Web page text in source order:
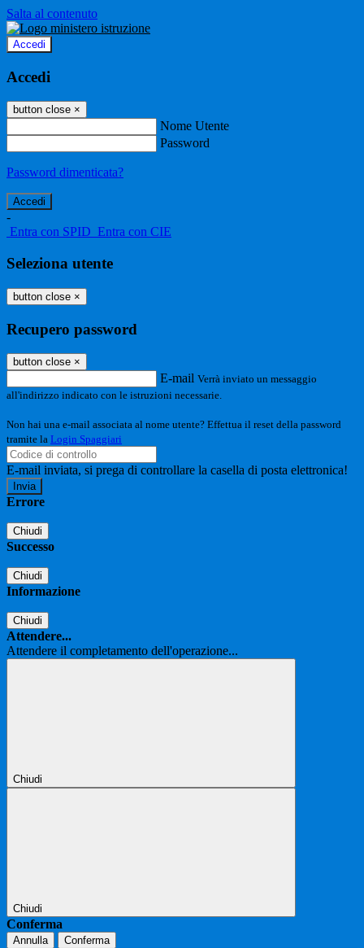
Salta al contenuto
Accedi
Accedi
button close ×
Nome Utente
Password
Password dimenticata?
-
Entra con SPID Entra con CIE
Seleziona utente
button close ×
Recupero password
button close ×
E-mail Verrà inviato un messaggio
all'indirizzo indicato con le istruzioni necessarie.
Non hai una e-mail associata al nome utente? Effettua il reset della password
tramite la Login Spaggiari
E-mail inviata, si prega di controllare la casella di posta elettronica!
Errore
Chiudi
Successo
Chiudi
Informazione
Chiudi
Attendere...
Attendere il completamento dell'operazione...
Chiudi
Chiudi
Conferma
Annulla Conferma